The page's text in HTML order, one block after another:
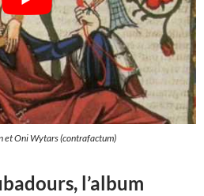
et Oni Wytars (contrafactum)
l’album